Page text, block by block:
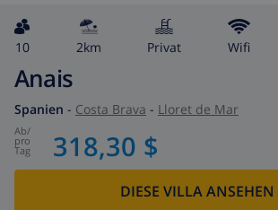
10 2km Privat wifi
Anais
Spanien - Costa Brava - Lloret de Mar
ab/
pro
Tag 318,30 $
DIESE VILLA ANSEHEN